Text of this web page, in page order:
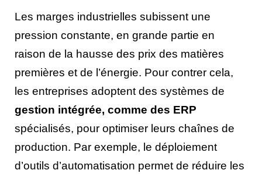
Les marges industrielles subissent une
pression constante, en grande partie en
raison de la hausse des prix des matières
premières et de l’énergie. Pour contrer cela,
les entreprises adoptent des systèmes de
gestion intégrée, comme des ERP
spécialisés, pour optimiser leurs chaînes de
production. Par exemple, le déploiement
d’outils d’automatisation permet de réduire les